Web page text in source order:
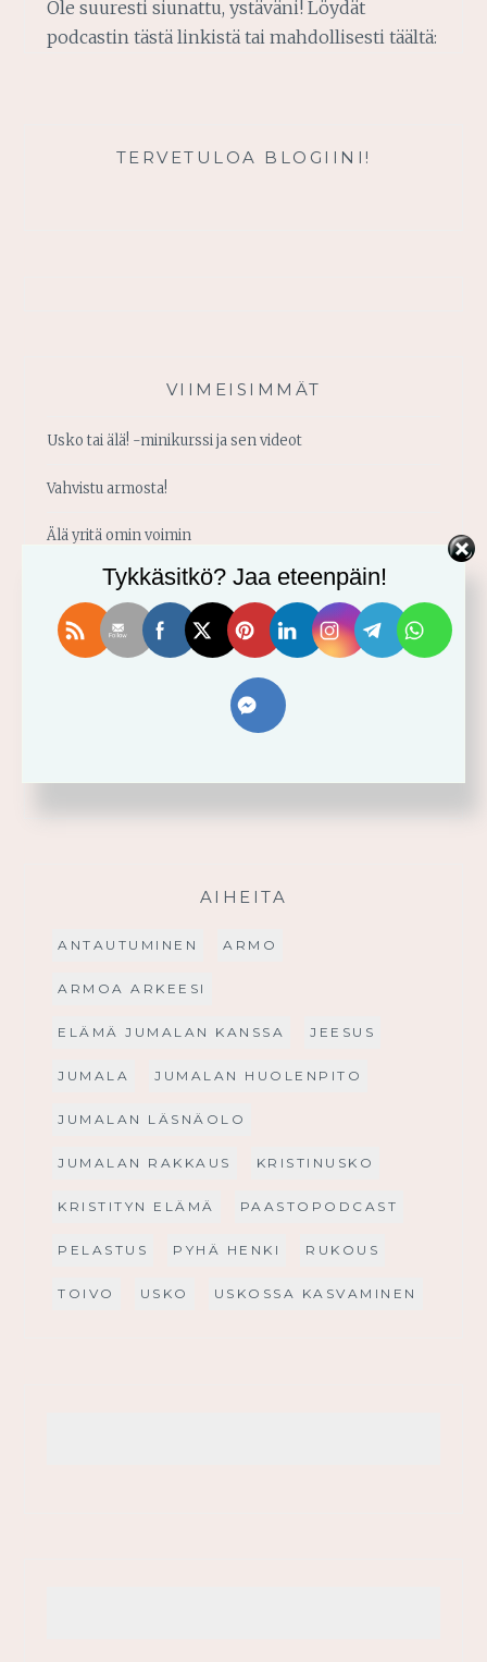
Ole suuresti siunattu, ystäväni! Löydät
podcastin tästä linkistä tai mahdollisesti täältä:
TERVETULOA BLOGIINI!
VIIMEISIMMÄT
Usko tai älä! -minikurssi ja sen videot
Vahvistu armosta!
Älä yritä omin voimin
Käytä saamaasi voimaa!
Palmusunnuntain saarna
AIHEITA
ANTAUTUMINEN ARMO
ARMOA ARKEESI
ELÄMÄ JUMALAN KANSSA JEESUS
JUMALA JUMALAN HUOLENPITO
JUMALAN LÄSNÄOLO
JUMALAN RAKKAUS KRISTINUSKO
KRISTITYN ELÄMÄ PAASTOPODCAST
PELASTUS PYHÄ HENKI RUKOUS
TOIVO USKO USKOSSA KASVAMINEN
Tykkäsitkö? Jaa eteenpäin!